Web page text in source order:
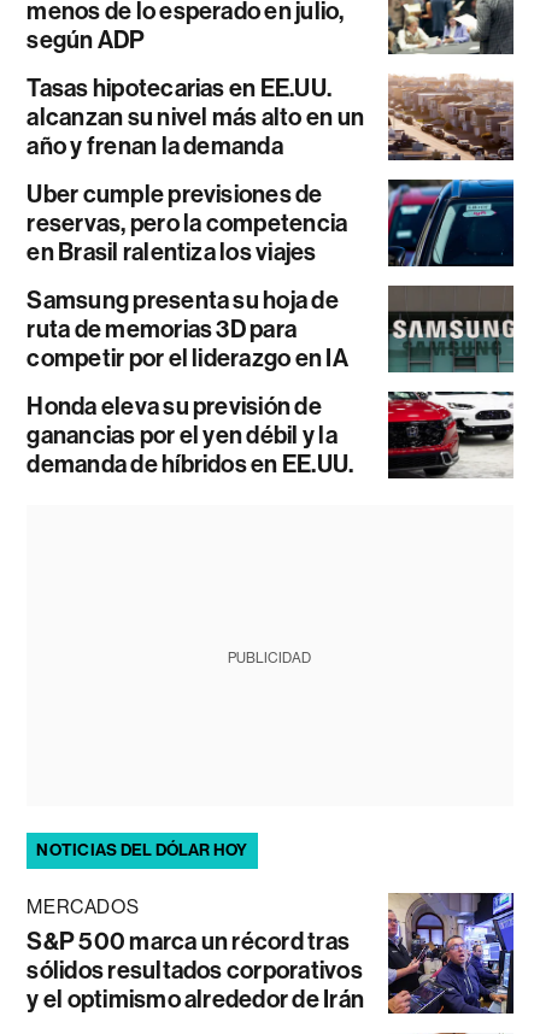
menos de lo esperado en julio,
según ADP
Tasas hipotecarias en EE.UU.
alcanzan su nivel más alto en un
año y frenan la demanda
Uber cumple previsiones de
reservas, pero la competencia
en Brasil ralentiza los viajes
Samsung presenta su hoja de
ruta de memorias 3D para
competir por el liderazgo en IA
Honda eleva su previsión de
ganancias por el yen débil y la
demanda de híbridos en EE.UU.
PUBLICIDAD
NOTICIAS DEL DÓLAR HOY
MERCADOS
S&P 500 marca un récord tras
sólidos resultados corporativos
y el optimismo alrededor de Irán